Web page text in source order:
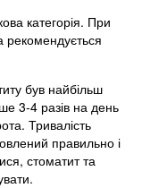
категорія. При
рекомендується
був найбільш
3-4 разів на день
Тривалість
правильно і
стоматит та